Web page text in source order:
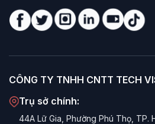
CÔNG TY TNHH CNTT TECH
Trụ sở chính:
44A Lữ Gia, Phường Phú Thọ, TP.